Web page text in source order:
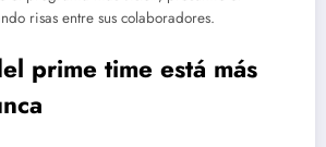
risas entre sus colaboradores.
prime time está más